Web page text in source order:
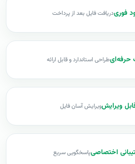
فوریدریافت فایل بعد از پرداخت
حرفه‌ایطراحی استاندارد و قابل ارائه
ویرایشویرایش آسان فایل
اختصاصیپاسخگویی سریع